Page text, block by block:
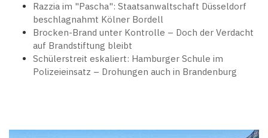
Razzia im "Pascha": Staatsanwaltschaft Düsseldorf
beschlagnahmt Kölner Bordell
Brocken-Brand unter Kontrolle – Doch der Verdacht
auf Brandstiftung bleibt
Schülerstreit eskaliert: Hamburger Schule im
Polizeieinsatz – Drohungen auch in Brandenburg